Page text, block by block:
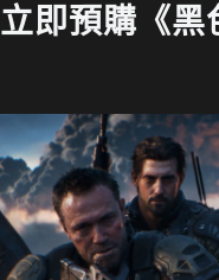
立即預購《黑